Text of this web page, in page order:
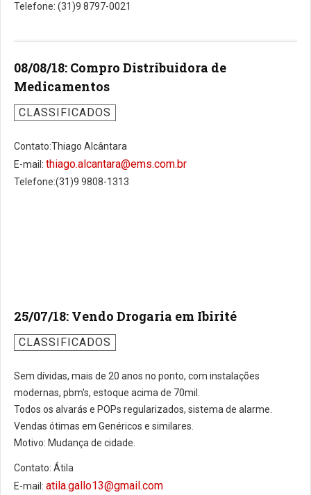
Telefone: (31)9 8797-0021
08/08/18: Compro Distribuidora de
Medicamentos
CLASSIFICADOS
Contato:Thiago Alcântara
E-mail: thiago.alcantara@ems.com.br
Telefone:(31)9 9808-1313
25/07/18: Vendo Drogaria em Ibirité
CLASSIFICADOS
Sem dívidas, mais de 20 anos no ponto, com instalações
modernas, pbm's, estoque acima de 70mil.
Todos os alvarás e POPs regularizados, sistema de alarme.
Vendas ótimas em Genéricos e similares.
Motivo: Mudança de cidade.
Contato: Átila
E-mail: atila.gallo13@gmail.com